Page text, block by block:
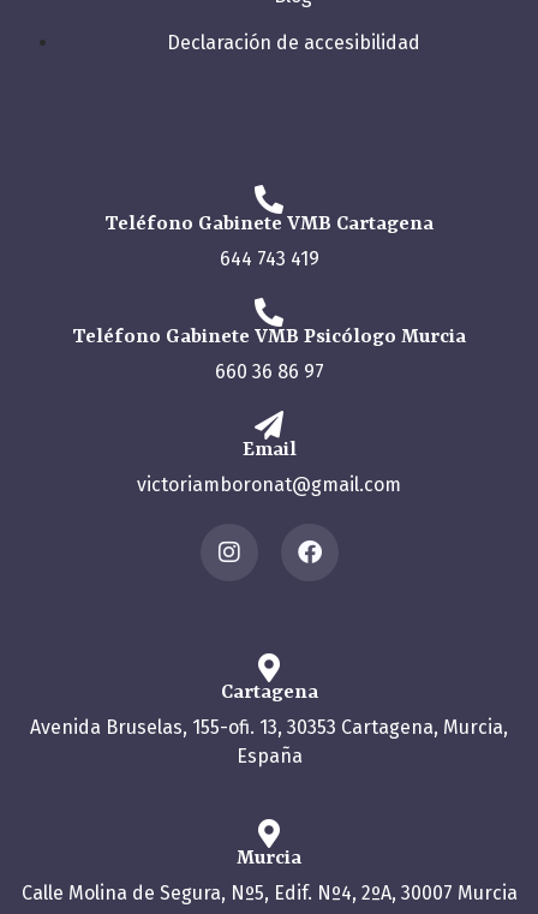
Declaración de accesibilidad
Teléfono Gabinete VMB Cartagena
644 743 419
Teléfono Gabinete VMB Psicólogo Murcia
660 36 86 97
Email
victoriamboronat@gmail.com
Cartagena
Avenida Bruselas, 155-ofi. 13, 30353 Cartagena, Murcia,
España
Murcia
Calle Molina de Segura, Nº5, Edif. Nº4, 2ºA, 30007 Murcia